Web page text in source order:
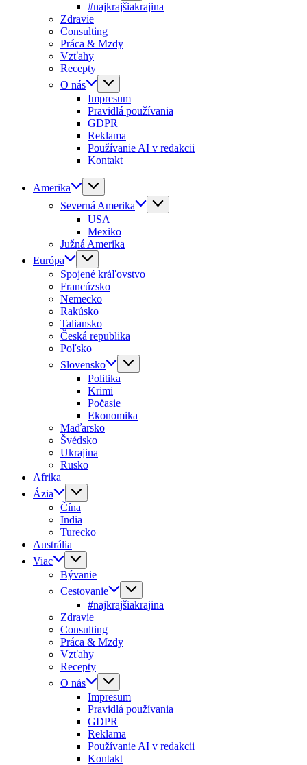
#najkrajšiakrajina
Zdravie
Consulting
Práca & Mzdy
Vzťahy
Recepty
O nás
Impresum
Pravidlá používania
GDPR
Reklama
Používanie AI v redakcii
Kontakt
Amerika
Severná Amerika
USA
Mexiko
Južná Amerika
Európa
Spojené kráľovstvo
Francúzsko
Nemecko
Rakúsko
Taliansko
Česká republika
Poľsko
Slovensko
Politika
Krimi
Počasie
Ekonomika
Maďarsko
Švédsko
Ukrajina
Rusko
Afrika
Ázia
Čína
India
Turecko
Austrália
Viac
Bývanie
Cestovanie
#najkrajšiakrajina
Zdravie
Consulting
Práca & Mzdy
Vzťahy
Recepty
O nás
Impresum
Pravidlá používania
GDPR
Reklama
Používanie AI v redakcii
Kontakt